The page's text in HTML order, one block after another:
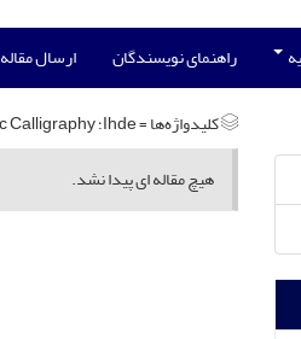
راهنمای نویسندگان ارسال مقاله
کلیدواژه‌ها =Ihde؛ Islamic Calligraphy
هیچ مقاله ای پیدا نشد.